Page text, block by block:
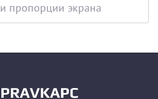
пропорции экрана